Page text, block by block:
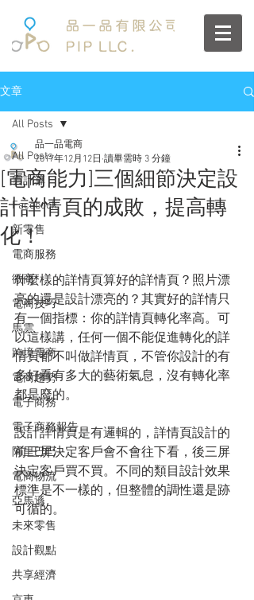
文章
All Posts
雲計算
Facebook
新零售
電商服務
微商
電商技巧
馬雲
跨境電商
電商趨勢
電子商務
電子商務報告
阿里巴巴
電商物流
亞馬遜
未來零售
設計觀點
共享經濟
All Posts
[電商能力]三個細節決定設
計詳情頁的成敗，提高轉
化！
品一品電商
2017年12月12日 讀畢需時 3 分鐘
什麼樣的詳情頁算好的詳情頁？照片漂
亮的還是設計漂亮的？其實好的詳情只
有一個指標：你的詳情頁轉化率高。可
以這樣講，任何一個不能促進轉化的詳
情頁都不叫做詳情頁，不管你設計的有
多好看有多大的藝術氣息，沒有轉化率
都是廢的。
設計詳情頁是有邏輯的，詳情頁設計的
前三屏決定客戶會不會往下看，後三屏
決定客戶買不買。不同的類目設計效果
標準是不一樣的，但整體的調性還是跡
可循的。